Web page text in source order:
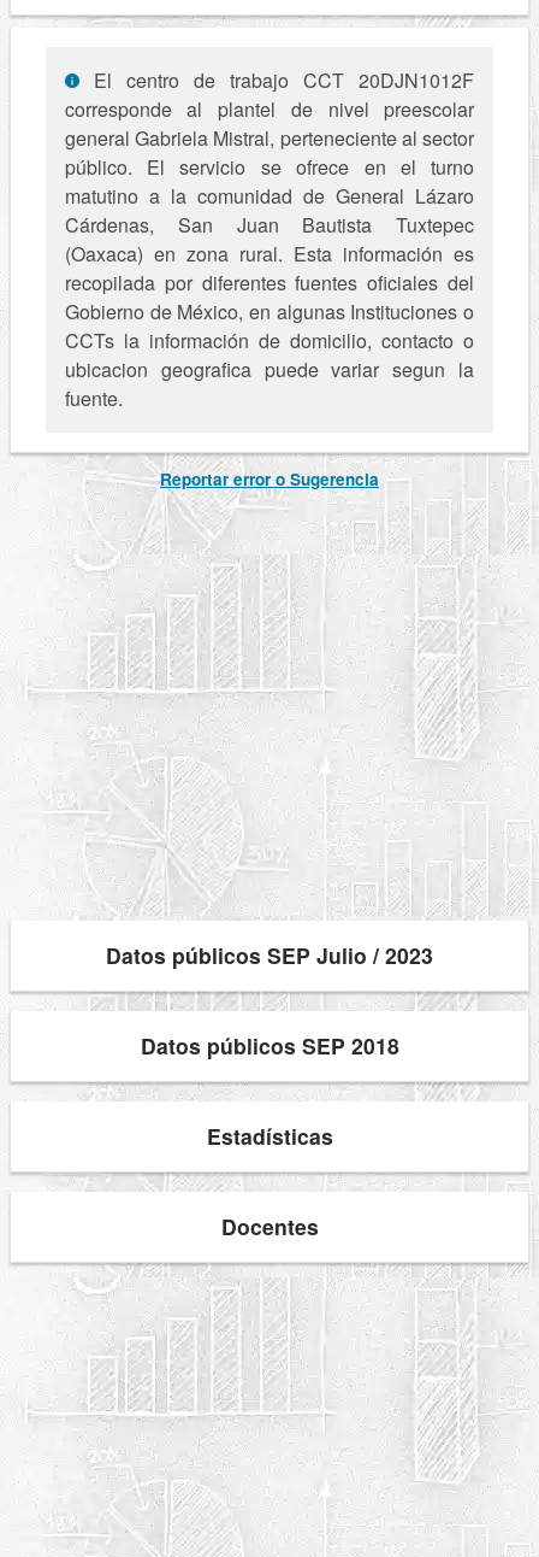
El centro de trabajo CCT 20DJN1012F
corresponde al plantel de nivel preescolar
general Gabriela Mistral, perteneciente al sector
público. El servicio se ofrece en el turno
matutino a la comunidad de General Lázaro
Cárdenas, San Juan Bautista Tuxtepec
(Oaxaca) en zona rural. Esta información es
recopilada por diferentes fuentes oficiales del
Gobierno de México, en algunas Instituciones o
CCTs la información de domicilio, contacto o
ubicacion geografica puede variar segun la
fuente.
Reportar error o Sugerencia
Datos públicos SEP Julio / 2023
Datos públicos SEP 2018
Estadísticas
Docentes